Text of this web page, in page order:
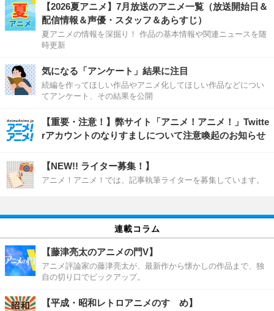
【2026夏アニメ】7月放送のアニメ一覧（放送開始日＆
配信情報＆声優・スタッフ＆あらすじ）
夏アニメの情報を深掘り！ 作品の基本情報や関連ニュースを随
時更新
気になる「アンケート」結果に注目
続編を作ってほしい作品やアニメ化してほしい作品などについ
てアンケート、その結果を公開
【重要・注意！】弊サイト「アニメ！アニメ！」Twitte
rアカウントのなりすましについて注意喚起のお知らせ
【NEW!! ライター募集！】
アニメ！アニメ！では、記事執筆ライターを募集しています。
連載コラム
【藤津亮太のアニメの門V】
アニメ評論家の藤津亮太が、最新作から懐かしの作品まで、独
自の切り口でピックアップ。
【平成・昭和レトロアニメのすゝめ】